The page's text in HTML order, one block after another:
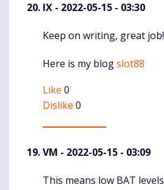
IX - 2022-05-15 - 03:30
Komentaras
Keep on writing, great job!
Here is my blogslot88
Like 0
Dislike 0
VM - 2022-05-15 - 03:09
Komentaras
This means low BAT